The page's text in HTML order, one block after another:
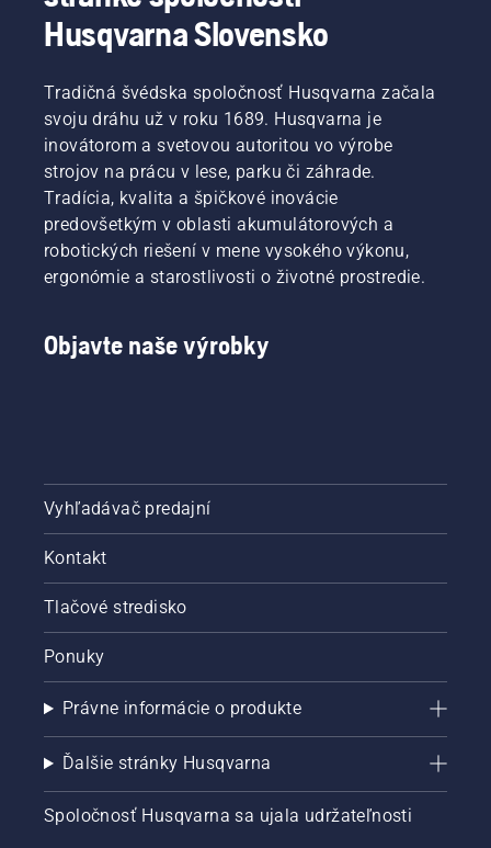
hustú
trávu s
ľahkosťou
zabezpečí
rýchlejšie
účinnejšie
pokosenie.
Pozrite
si toto
krátke
video o
noža na
trávu.
Husqvarna Slovensko
Tradičná švédska spoločnosť Husqvarna začala
svoju dráhu už v roku 1689. Husqvarna je
inovátorom a svetovou autoritou vo výrobe
strojov na prácu v lese, parku či záhrade.
Tradícia, kvalita a špičkové inovácie
predovšetkým v oblasti akumulátorových a
robotických riešení v mene vysokého výkonu,
ergonómie a starostlivosti o životné prostredie.
Objavte naše výrobky
Vyhľadávač predajní
Kontakt
Tlačové stredisko
Ponuky
Právne informácie o produkte
Ďalšie stránky Husqvarna
Spoločnosť Husqvarna sa ujala udržateľnosti